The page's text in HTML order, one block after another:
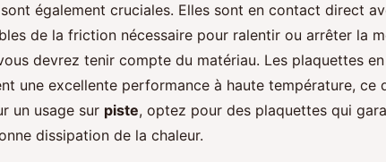
sont également cruciales. Elles sont en contact direct
de la friction nécessaire pour ralentir ou arrêter la
devrez tenir compte du matériau. Les plaquettes
une excellente performance à haute température, ce
un usage sur piste, optez pour des plaquettes qui
dissipation de la chaleur.